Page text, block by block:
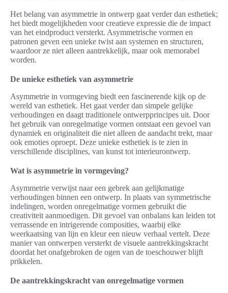
Het belang van asymmetrie in ontwerp gaat verder dan esthetiek;
het biedt mogelijkheden voor creatieve expressie die de impact
van het eindproduct versterkt. Asymmetrische vormen en
patronen geven een unieke twist aan systemen en structuren,
waardoor ze niet alleen aantrekkelijk, maar ook memorabel
worden.
De unieke esthetiek van asymmetrie
Asymmetrie in vormgeving biedt een fascinerende kijk op de
wereld van esthetiek. Het gaat verder dan simpele gelijke
verhoudingen en daagt traditionele ontwerpprincipes uit. Door
het gebruik van onregelmatige vormen ontstaat een gevoel van
dynamiek en originaliteit die niet alleen de aandacht trekt, maar
ook emoties oproept. Deze unieke esthetiek is te zien in
verschillende disciplines, van kunst tot interieurontwerp.
Wat is asymmetrie in vormgeving?
Asymmetrie verwijst naar een gebrek aan gelijkmatige
verhoudingen binnen een ontwerp. In plaats van symmetrische
indelingen, worden onregelmatige vormen gebruikt die
creativiteit aanmoedigen. Dit gevoel van onbalans kan leiden tot
verrassende en intrigerende composities, waarbij elke
weerkaatsing van lijn en kleur een nieuw verhaal vertelt. Deze
manier van ontwerpen versterkt de visuele aantrekkingskracht
doordat het onafgebroken de ogen van de toeschouwer blijft
prikkelen.
De aantrekkingskracht van onregelmatige vormen